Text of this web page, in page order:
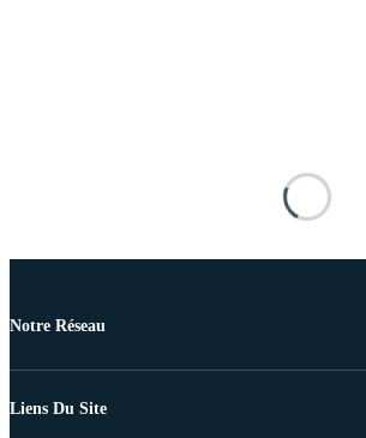
Notre Réseau
Liens Du Site